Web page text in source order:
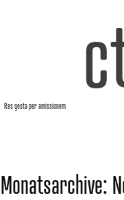
Res gesta per amissionem
Monatsarchive: